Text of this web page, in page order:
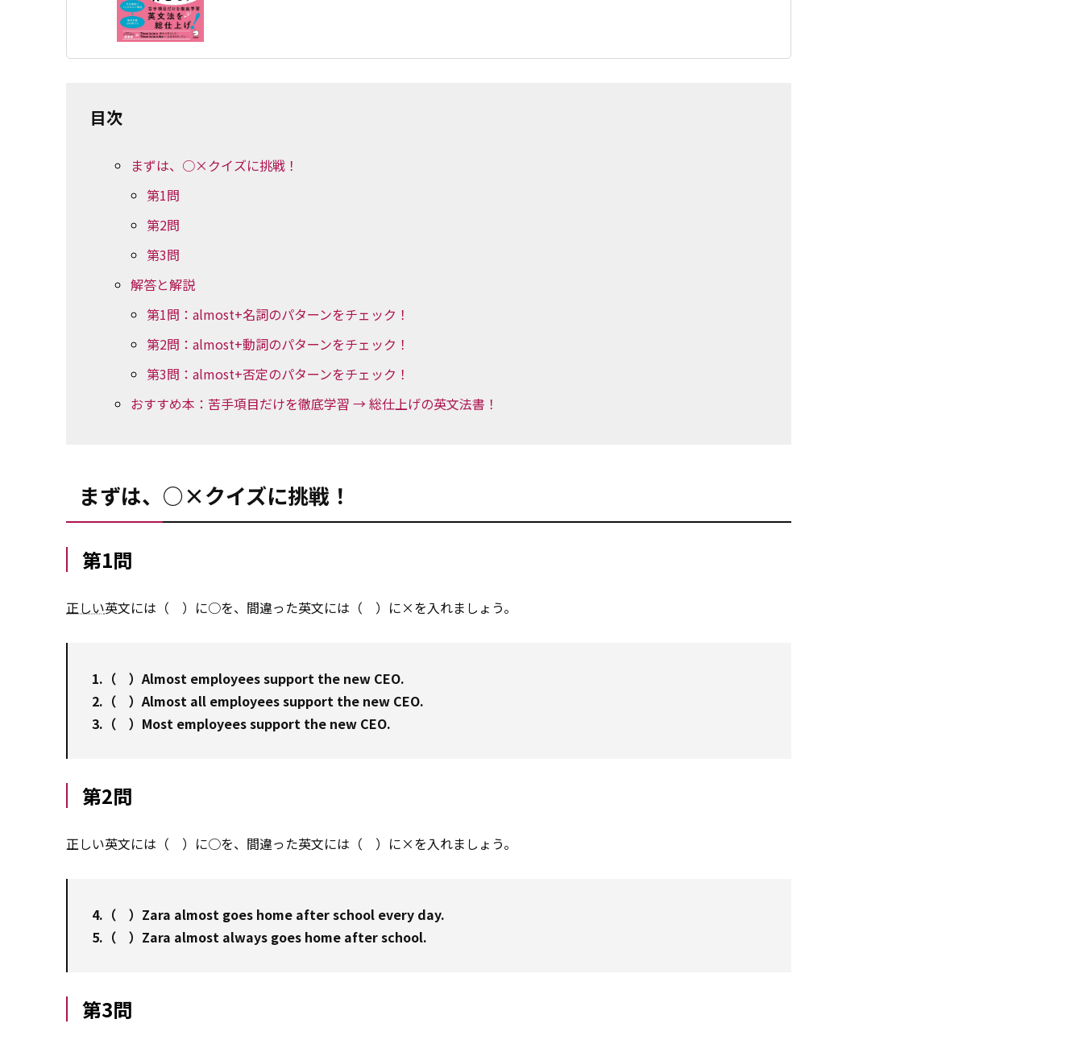
目次
まずは、○×クイズに挑戦！
第1問
第2問
第3問
解答と解説
第1問：almost+名詞のパターンをチェック！
第2問：almost+動詞のパターンをチェック！
第3問：almost+否定のパターンをチェック！
おすすめ本：苦手項目だけを徹底学習 → 総仕上げの英文法書！
まずは、○×クイズに挑戦！
第1問
正しい英文には（ ）に○を、間違った英文には（ ）に×を入れましょう。
1.（ ）Almost employees support the new CEO.
2.（ ）Almost all employees support the new CEO.
3.（ ）Most employees support the new CEO.
第2問
正しい英文には（ ）に○を、間違った英文には（ ）に×を入れましょう。
4.（ ）Zara almost goes home after school every day.
5.（ ）Zara almost always goes home after school.
第3問